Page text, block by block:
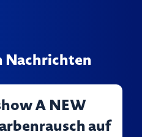
Nachrichten
A NEW
auf